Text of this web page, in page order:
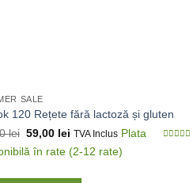
SALE
120 Rețete fără lactoză și gluten
lei 59,00 lei TVA Inclus